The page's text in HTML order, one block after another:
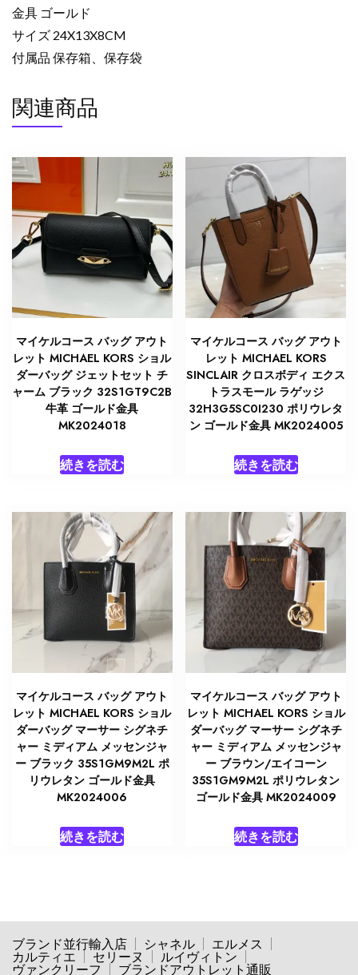
金具 ゴールド
サイズ 24X13X8CM
付属品 保存箱、保存袋
関連商品
マイケルコース バッグ アウト
レット MICHAEL KORS ショル
ダーバッグ ジェットセット チ
ャーム ブラック 32S1GT9C2B
牛革 ゴールド金具
MK2024018
続きを読む
マイケルコース バッグ アウト
レット MICHAEL KORS
SINCLAIR クロスボディ エクス
トラスモール ラゲッジ
32H3G5SC0I230 ポリウレタ
ン ゴールド金具 MK2024005
続きを読む
マイケルコース バッグ アウト
レット MICHAEL KORS ショル
ダーバッグ マーサー シグネチ
ャー ミディアム メッセンジャ
ー ブラック 35S1GM9M2L ポ
リウレタン ゴールド金具
MK2024006
続きを読む
マイケルコース バッグ アウト
レット MICHAEL KORS ショル
ダーバッグ マーサー シグネチ
ャー ミディアム メッセンジャ
ー ブラウン/エイコーン
35S1GM9M2L ポリウレタン
ゴールド金具 MK2024009
続きを読む
ブランド並行輸入店 シャネル
エルメス
カルティエ
セリーヌ
ルイヴィトン
ヴァンクリーフ
ブランドアウトレット通販